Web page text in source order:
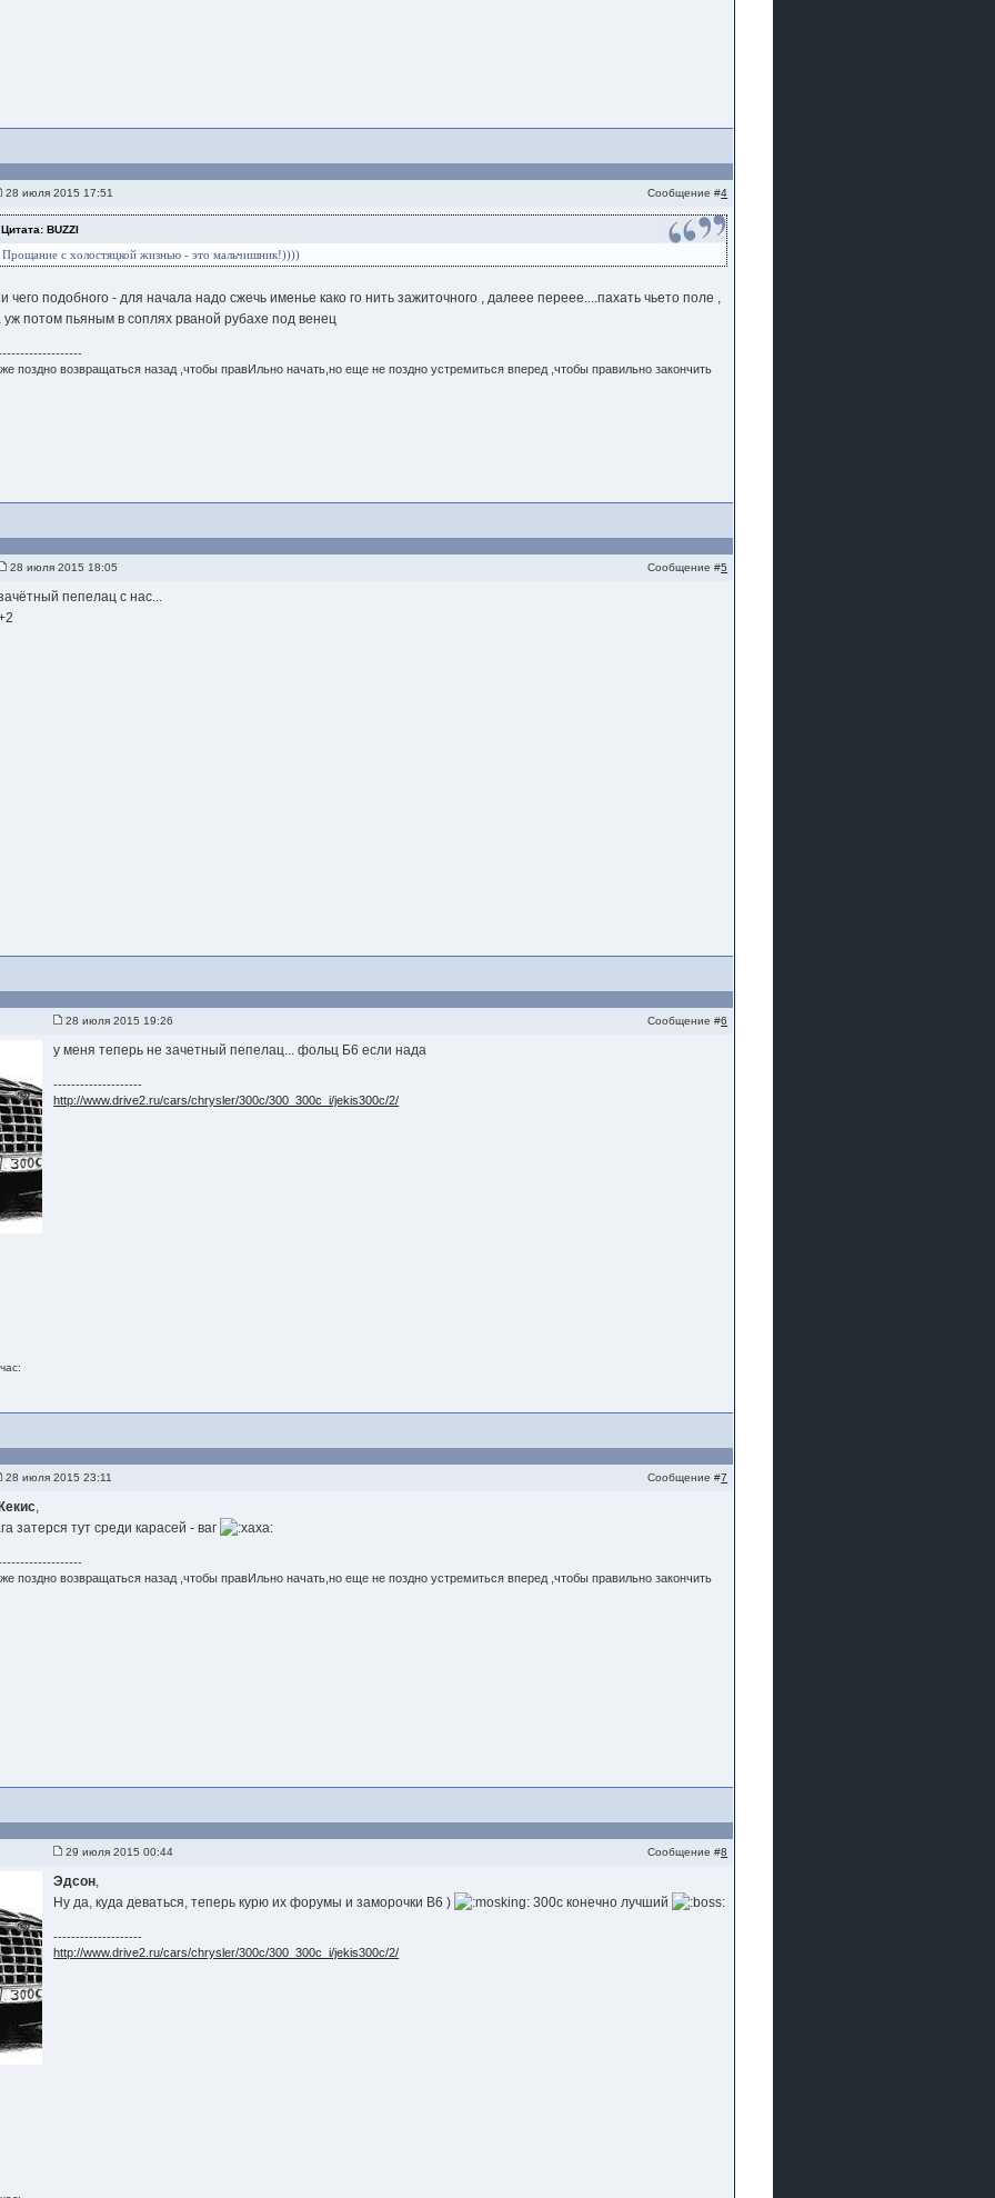
28 июля 2015 17:51 Сообщение #4
Цитата: BUZZI
Прощание с холостяцкой жизнью - это мальчишник!))))
чего подобного - для начала надо сжечь именье како го нить зажиточного , далеее переее....пахать чьето поле ,
уж потом пьяным в соплях рваной рубахе под венец
поздно возвращаться назад ,чтобы правИльно начать,но еще не поздно устремиться вперед ,чтобы правильно закончить
28 июля 2015 18:05 Сообщение #5
пепелац с нас...
28 июля 2015 19:26 Сообщение #6
у меня теперь не зачетный пепелац... фольц Б6 если нада
--------------------
http://www.drive2.ru/cars/chrysler/300c/300_300c_i/jekis300c/2/
28 июля 2015 23:11 Сообщение #7
,
затерся тут среди карасей - ваг
поздно возвращаться назад ,чтобы правИльно начать,но еще не поздно устремиться вперед ,чтобы правильно закончить
29 июля 2015 00:44 Сообщение #8
Эдсон,
Ну да, куда деваться, теперь курю их форумы и заморочки B6 )
300с конечно лучший
--------------------
http://www.drive2.ru/cars/chrysler/300c/300_300c_i/jekis300c/2/